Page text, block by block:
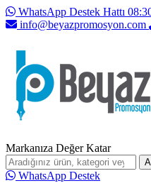
WhatsApp Destek Hattı
info@beyazpromosyon.com
Markanıza Değer Katar
WhatsApp Destek